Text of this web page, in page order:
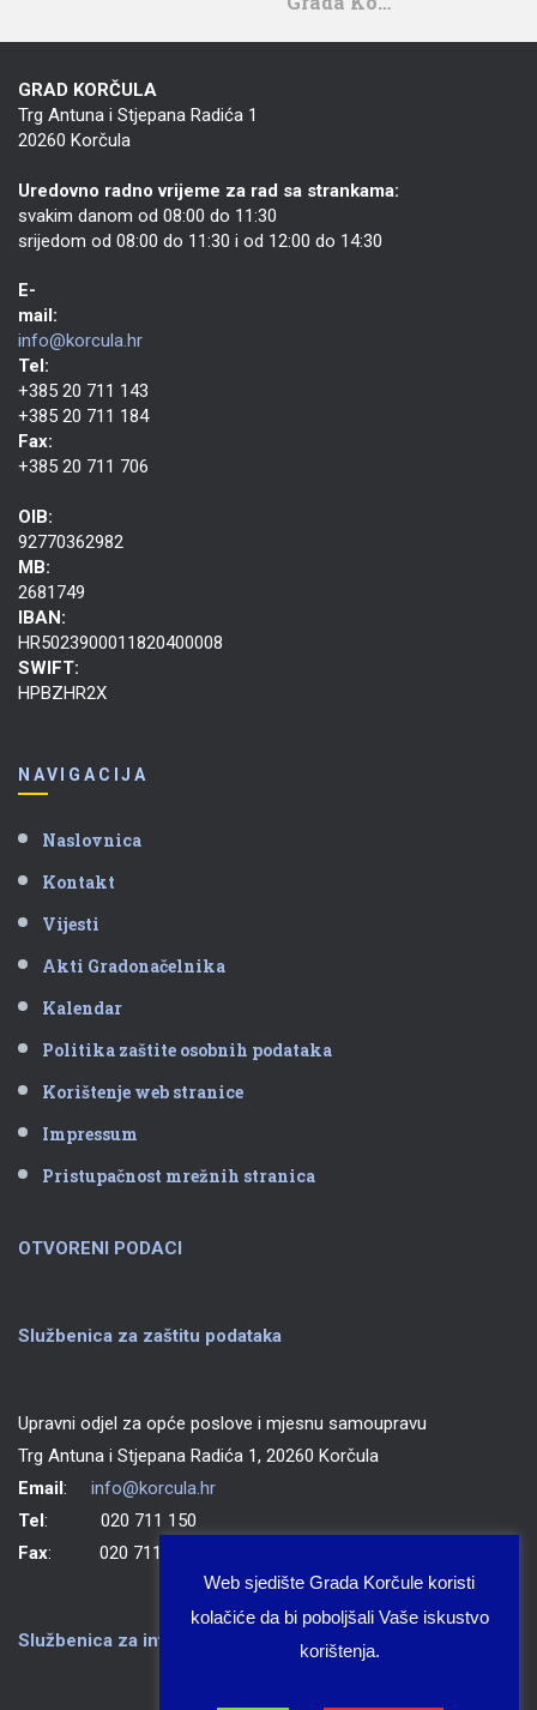
GRAD KORČULA
Trg Antuna i Stjepana Radića 1
20260 Korčula
Uredovno radno vrijeme za rad sa strankama:
svakim danom od 08:00 do 11:30
srijedom od 08:00 do 11:30 i od 12:00 do 14:30
E-
mail:
info@korcula.hr
Tel:
+385 20 711 143
+385 20 711 184
Fax:
+385 20 711 706
OIB:
92770362982
MB:
2681749
IBAN:
HR5023900011820400008
SWIFT:
HPBZHR2X
NAVIGACIJA
Naslovnica
Kontakt
Vijesti
Akti Gradonačelnika
Kalendar
Politika zaštite osobnih podataka
Korištenje web stranice
Impressum
Pristupačnost mrežnih stranica
OTVORENI PODACI
Službenica za zaštitu podataka
Upravni odjel za opće poslove i mjesnu samoupravu
Trg Antuna i Stjepana Radića 1, 20260 Korčula
Email : info@korcula.hr
Tel : 020 711 150
Fax: 020 711 702
Službenica za informiranje Grada Korčule
Web sjedište Grada Korčule koristi
kolačiće da bi poboljšali Vaše iskustvo
korištenja.